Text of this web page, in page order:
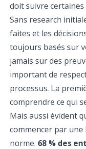
doit suivre certaines
Sans research
faites et les
toujours basés sur
jamais sur des
important de
processus. La
comprendre ce qui
Mais aussi évident
commencer par
norme. 68 % des